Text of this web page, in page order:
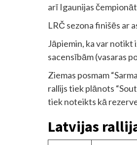
arī Igaunijas
LRČ sezona finišēs ar
Jāpiemin, ka var notikt
sacensībām (vasaras
Ziemas posmam
rallijs tiek plānots
tiek noteikts kā
Latvijas